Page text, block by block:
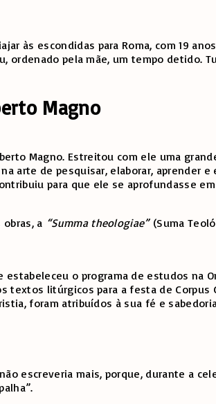
às escondidas para Roma, com 19
ordenado pela mãe, um tempo detido.
Magno
Magno. Estreitou com ele uma
arte de pesquisar, elaborar, aprender
para que ele se aprofundasse
a “Summa theologiae”(Suma
o programa de estudos na
textos litúrgicos para a festa de
foram atribuídos à sua fé e
escreveria mais, porque, durante a